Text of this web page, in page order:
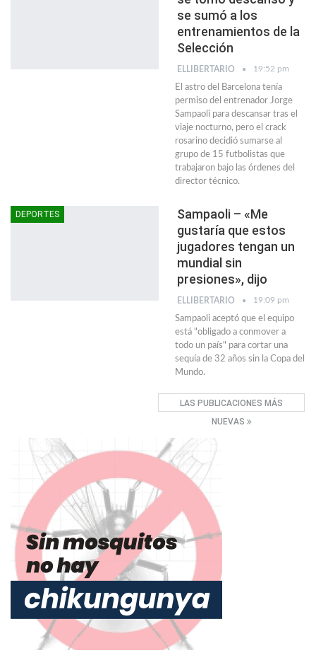
se sumó a los
entrenamientos de la
Selección
ELLIBERTARIO 19:52 pm
El astro del Barcelona tenía
permiso del entrenador Jorge
Sampaoli para descansar tras el
viaje nocturno, pero el crack
rosarino decidió sumarse al
grupo de 15 futbolistas que
trabajaron bajo las órdenes del
director técnico.
DEPORTES
Sampaoli – «Me
gustaría que estos
jugadores tengan un
mundial sin
presiones», dijo
ELLIBERTARIO 19:09 pm
Sampaoli aceptó que el equipo
está "obligado a conmover a
todo un país" para cortar una
sequía de 32 años sin la Copa del
Mundo.
LAS PUBLICACIONES MÁS
NUEVAS